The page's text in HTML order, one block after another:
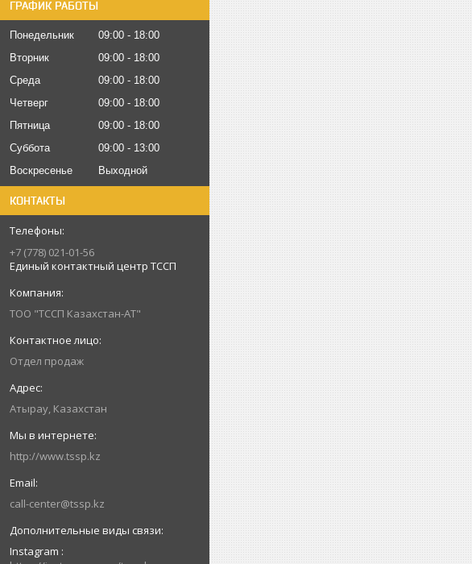
ГРАФИК РАБОТЫ
Понедельник 09:00
18:00
Вторник
09:00
18:00
Среда
09:00
18:00
Четверг
09:00
18:00
Пятница
09:00
18:00
Суббота
09:00
13:00
Воскресенье
Выходной
КОНТАКТЫ
+7 (778) 021-01-56
Единый контактный центр ТССП
ТОО "ТССП Казахстан-АТ"
Отдел продаж
Атырау, Казахстан
http://www.tssp.kz
call-center@tssp.kz
Instagram